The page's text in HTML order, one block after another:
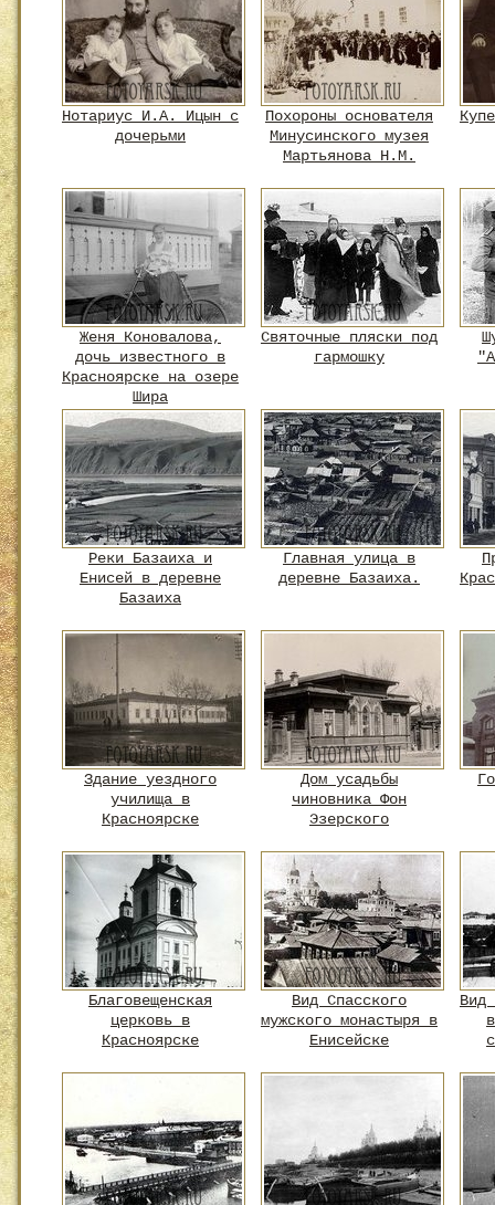
Нотариус И.А. Ицын с
дочерьми
Похороны основателя
Минусинского музея
Мартьянова Н.М.
Женя Коновалова,
дочь известного в
Красноярске на озере
Шира
Святочные пляски под
гармошку
Реки Базаиха и
Енисей в деревне
Базаиха
Главная улица в
деревне Базаиха.
Здание уездного
училища в
Красноярске
Дом усадьбы
чиновника Фон
Эзерского
Благовещенская
церковь в
Красноярске
Вид Спасского
мужского монастыря в
Енисейске
Вид